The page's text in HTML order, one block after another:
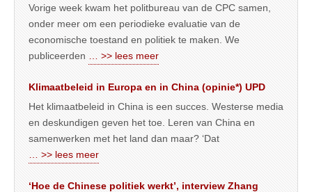
Vorige week kwam het politbureau van de CPC samen,
onder meer om een periodieke evaluatie van de
economische toestand en politiek te maken. We
publiceerden
… >> lees meer
Klimaatbeleid in Europa en in China (opinie*) UPD
Het klimaatbeleid in China is een succes. Westerse media
en deskundigen geven het toe. Leren van China en
samenwerken met het land dan maar? ‘Dat
… >> lees meer
‘Hoe de Chinese politiek werkt’, interview Zhang